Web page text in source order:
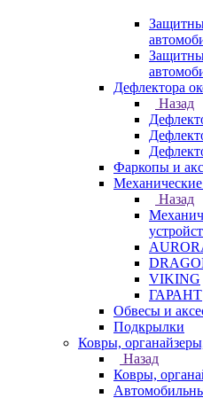
Дефлектора
Назад
Фаркопы и
Назад
VIKING
ГАРАНТ
Обвесы и
Подкрылки
Ковры,
Назад
Ковры,